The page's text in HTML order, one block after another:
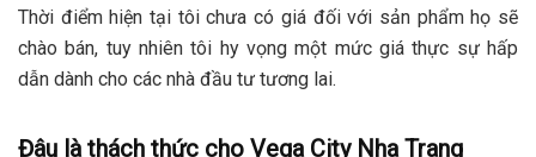
Thời điểm hiện tại tôi chưa có giá đối với sản phẩm họ sẽ
chào bán, tuy nhiên tôi hy vọng một mức giá thực sự hấp
dẫn dành cho các nhà đầu tư tương lai.
Đâu là thách thức cho Vega City Nha Trang